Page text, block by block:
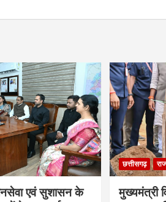
एवं सुशासन के
छत्तीसगढ़
मुख्यमंत्री